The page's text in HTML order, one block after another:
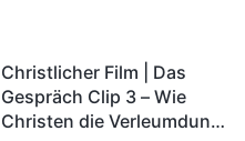
Christlicher Film | Das
Gespräch Clip 3 – Wie
Christen die Verleumdung